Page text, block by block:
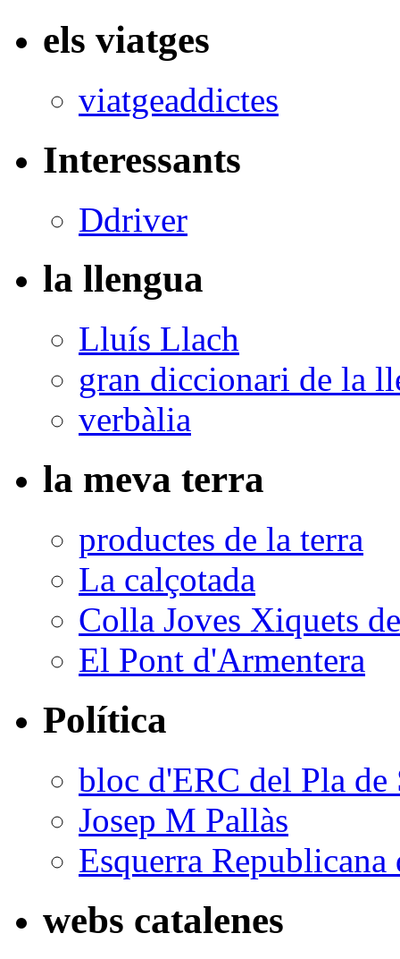
els viatges
viatgeaddictes
Interessants
Ddriver
la llengua
Lluís Llach
gran diccionari de la
verbàlia
la meva terra
productes de la terra
La calçotada
Colla Joves Xiquets
El Pont d'Armentera
Política
bloc d'ERC del Pla de
Josep M Pallàs
Esquerra Republicana
webs catalenes